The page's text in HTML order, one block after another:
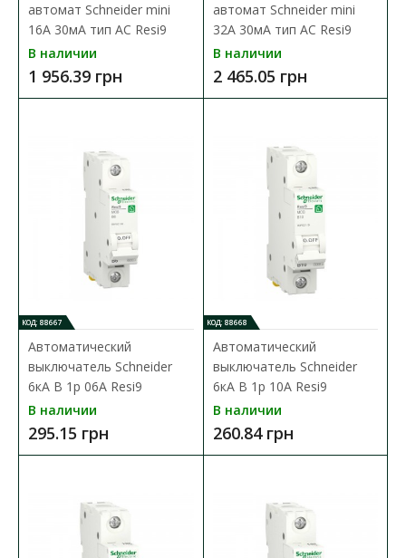
Дифференциальный автомат Schneider 16А 30мА
тип АC Resi9
Доступность:
2 151.33 грн
автомат Schneider mini
16А 30мА тип АC Resi9
В наличии
1 956.39 грн
автомат Schneider mini
32А 30мА тип АC Resi9
В наличии
2 465.05 грн
КОД: 88667
Автоматический
выключатель Schneider
6кА B 1p 06А Resi9
В наличии
295.15 грн
КОД: 88668
Автоматический
выключатель Schneider
6кА B 1p 10А Resi9
В наличии
260.84 грн